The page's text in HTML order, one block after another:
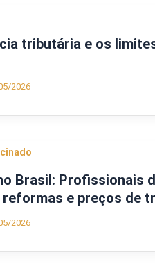
tributária e os
2026
Brasil: Profissionais
reformas e preços de
2026